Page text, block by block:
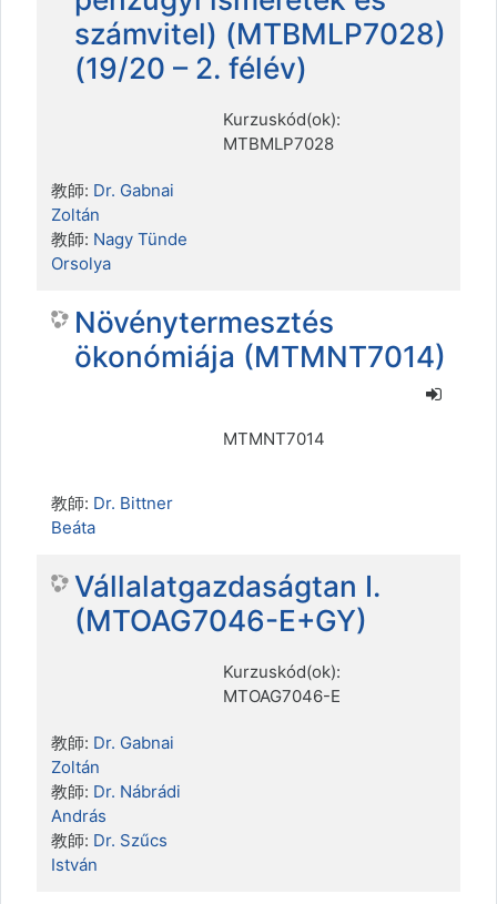
számvitel) (MTBMLP7028)
(19/20 – 2. félév)
Kurzuskód(ok):
MTBMLP7028
教師: Dr. Gabnai
Zoltán
教師: Nagy Tünde
Orsolya
Növénytermesztés
ökonómiája (MTMNT7014)
MTMNT7014
教師: Dr. Bittner
Beáta
Vállalatgazdaságtan I.
(MTOAG7046-E+GY)
Kurzuskód(ok):
MTOAG7046-E
教師: Dr. Gabnai
Zoltán
教師: Dr. Nábrádi
András
教師: Dr. Szűcs
István